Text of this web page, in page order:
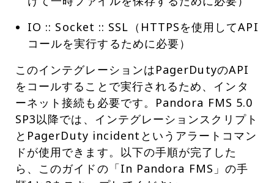
IO :: Socket :: SSL（HTTPSを使用してAPI
コールを実行するために必要）
このインテグレーションはPagerDutyのAPI
をコールすることで実行されるため、インタ
ーネット接続も必要です。Pandora FMS 5.0
SP3以降では、インテグレーションスクリプト
とPagerDuty incidentというアラートコマン
ドが使用できます。以下の手順が完了した
ら、このガイドの「In Pandora FMS」の手